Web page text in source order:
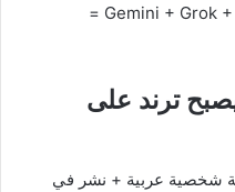
Gemini + Grok + Kling AI + CapCut + Fish Audio =
ترند على
شخصية عربية + نشر في